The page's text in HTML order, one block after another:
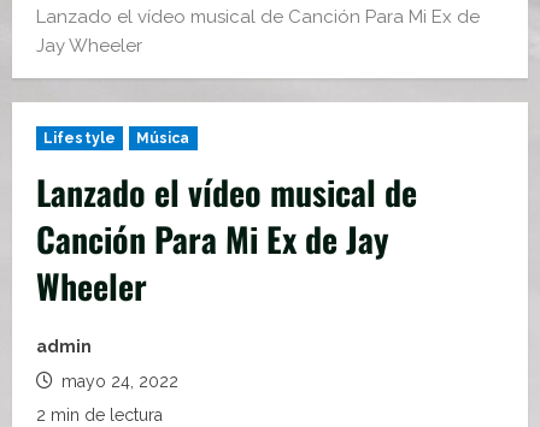
Lanzado el vídeo musical de Canción Para Mi Ex de
Jay Wheeler
Lifestyle Música
Lanzado el vídeo musical de
Canción Para Mi Ex de Jay
Wheeler
admin
mayo 24, 2022
2 min de lectura